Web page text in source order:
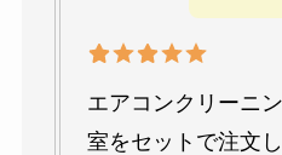
エアコンクリーニ
室をセットで注文